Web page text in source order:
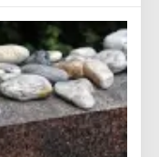
Просить
кто бездетен и